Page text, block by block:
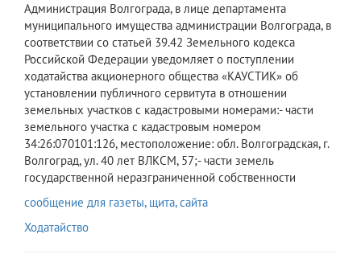
Администрация Волгограда, в лице департамента
муниципального имущества администрации Волгограда, в
соответствии со статьей 39.42 Земельного кодекса
Российской Федерации уведомляет о поступлении
ходатайства акционерного общества «КАУСТИК» об
установлении публичного сервитута в отношении
земельных участков с кадастровыми номерами:- части
земельного участка с кадастровым номером
34:26:070101:126, местоположение: обл. Волгоградская, г.
Волгоград, ул. 40 лет ВЛКСМ, 57;- части земель
государственной неразграниченной собственности
сообщение для газеты, щита, сайта
Ходатайство